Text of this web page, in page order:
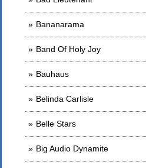
Bananarama
Band Of Holy Joy
Bauhaus
Belinda Carlisle
Belle Stars
Big Audio Dynamite